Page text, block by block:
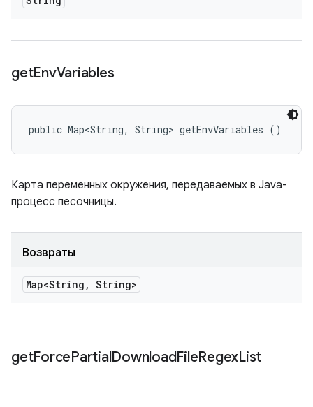
getEnvVariables
public Map<String, String> getEnvVariables ()
Карта переменных окружения, передаваемых в Java-
процесс песочницы.
Возвраты
Map<String , String>
getForcePartialDownloadFileRegexList